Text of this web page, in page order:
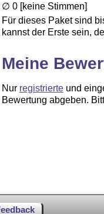
∅ 0 [keine Stimmen]
Für dieses Paket sind
kannst der Erste sein,
Meine
Nur registrierteund
Bewertung abgeben.